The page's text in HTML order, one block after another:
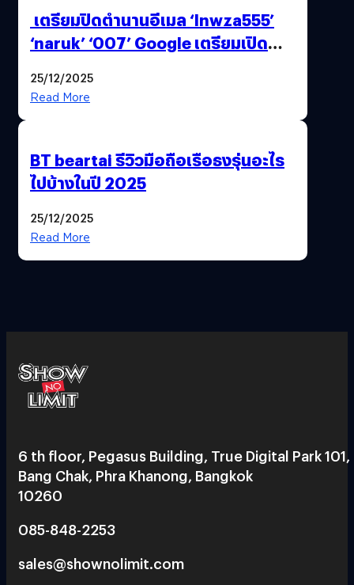
เตรียมปิดตำนานอีเมล ‘lnwza555’
‘naruk’ ‘007’ Google เตรียมเปิด
25/12/2025
Read More
BT beartai รีวิวมือถือเรือธงรุ่นอะไร
ไปบ้างในปี 2025
25/12/2025
Read More
6 th floor, Pegasus Building, True Digital Park 101,
Bang Chak, Phra Khanong, Bangkok
10260
085-848-2253
sales@shownolimit.com